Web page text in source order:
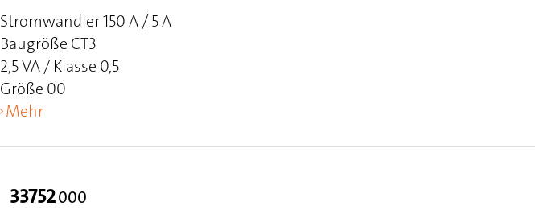
Stromwandler 150 A / 5 A
Baugröße CT3
2,5 VA / Klasse 0,5
Größe 00
Mehr
33752000